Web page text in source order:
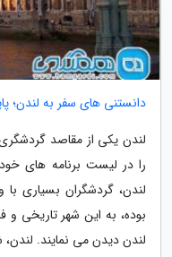
دانستنی های سفر به لندن؛
لندن یکی از مقاصد
را در لیست برنامه های
لندن، گردشگران بسیاری
بوده، به این شهر تاریخی و
لندن دیدن می نمایند.